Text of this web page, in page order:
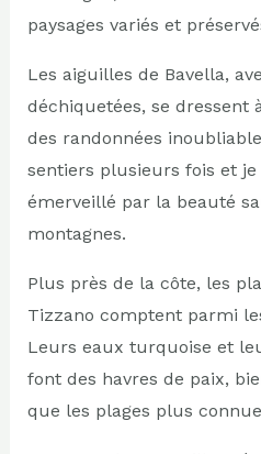
paysages variés et
Les aiguilles de Bavella,
déchiquetées, se
des randonnées
sentiers plusieurs fois et
émerveillé par la beauté
montagnes.
Plus près de la côte, les
Tizzano comptent parmi
Leurs eaux turquoise et
font des havres de paix,
que les plages plus